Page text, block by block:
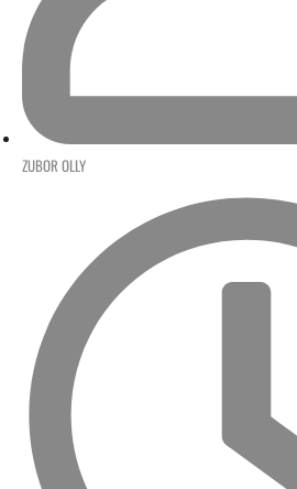
ZUBOR OLLY